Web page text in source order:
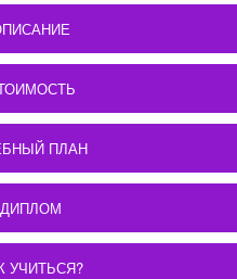
ПЛАН
ДИПЛОМ
УЧИТЬСЯ?